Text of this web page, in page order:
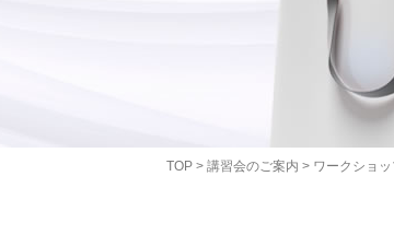
TOP > 講習会のご案内 > ワークショ